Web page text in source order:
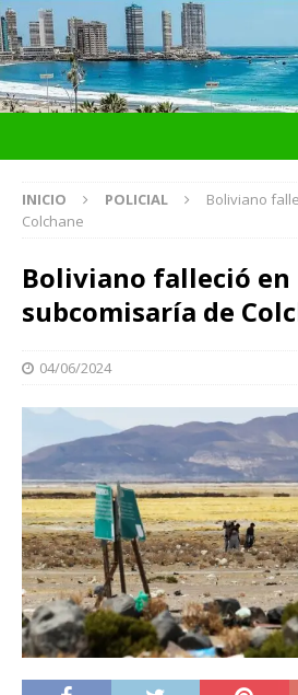
INICIO POLICIAL
Boliviano
Colchane
Boliviano falleció en
subcomisaría de
04/06/2024